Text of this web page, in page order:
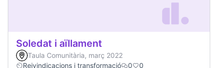
Soledat i aïllament
Taula Comunitària, març 2022
Reivindicacions i transformació
0 0